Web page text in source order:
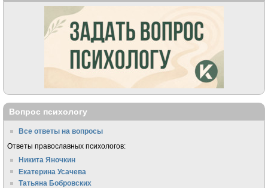
Вопрос психологу
Все ответы на вопросы
Ответы православных психологов:
Никита Яночкин
Екатерина Усачева
Татьяна Бобровских